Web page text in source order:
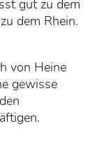
gut zu dem
dem Rhein.
von Heine
gewisse